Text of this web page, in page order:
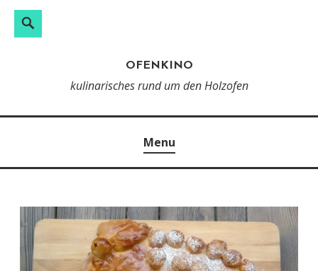
Search
OFENKINO
kulinarisches rund um den Holzofen
Menu